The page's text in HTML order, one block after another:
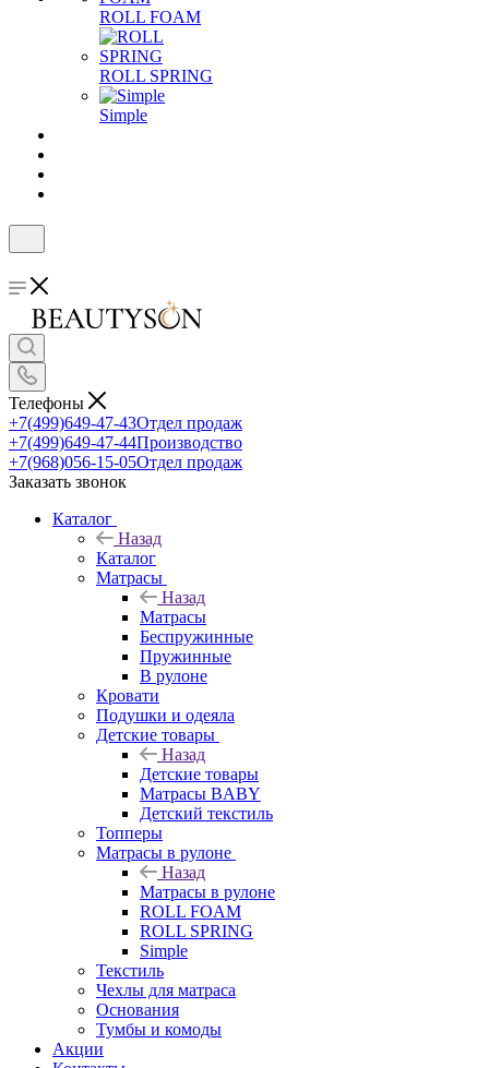
ROLL FOAM
ROLL SPRING
Simple
Телефоны
+7(499)649-47-43Отдел продаж
+7(499)649-47-44Производство
+7(968)056-15-05Отдел продаж
Заказать звонок
Каталог
Назад
Каталог
Матрасы
Назад
Матрасы
Беспружинные
Пружинные
В рулоне
Кровати
Подушки и одеяла
Детские товары
Назад
Детские товары
Матрасы BABY
Детский текстиль
Топперы
Матрасы в рулоне
Назад
Матрасы в рулоне
ROLL FOAM
ROLL SPRING
Simple
Текстиль
Чехлы для матраса
Основания
Тумбы и комоды
Акции